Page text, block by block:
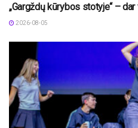
„Gargždų kūrybos stotyje“ –
2026-08-05